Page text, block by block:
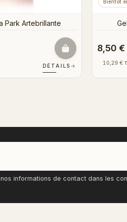
DÉTAILS →
8,50 €
10,29 €
informations de contact dans les